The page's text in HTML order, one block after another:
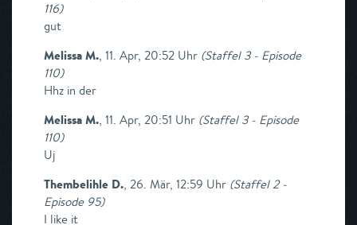
116)
gut
Melissa M., 11. Apr, 20:52 Uhr (Staffel 3 - Episode
110)
Hhz in der
Melissa M., 11. Apr, 20:51 Uhr (Staffel 3 - Episode
110)
Uj
Thembelihle D., 26. Mär, 12:59 Uhr (Staffel 2 -
Episode 95)
I like it